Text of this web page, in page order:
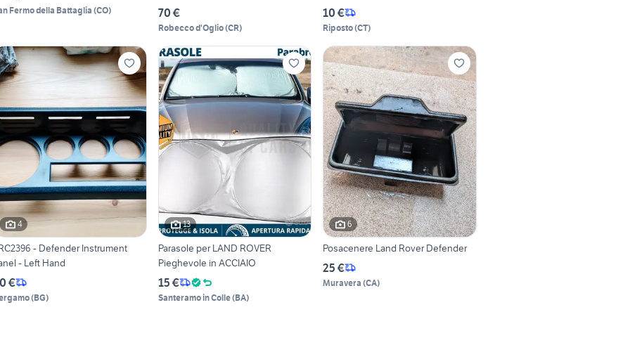
Fermo della Battaglia (CO) 70 €
Robecco d'Oglio(CR)
10 €
Riposto(CT)
4
- Defender Instrument
- Left Hand
€
(BG)
13
Parasole per LAND ROVER
Pieghevole in ACCIAIO
15 €
Santeramo in Colle(BA)
6
Posacenere Land Rover Defender
25 €
Muravera (CA)